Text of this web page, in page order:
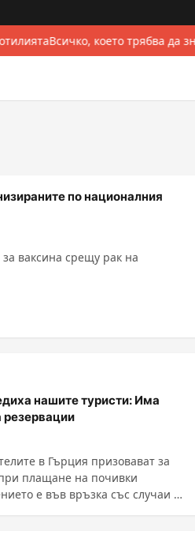
Всичко, което трябва да
по националния
ваксина срещу рак на
нашите туристи: Има
в Гърция призовават за
плащане на почивки
е във връзка със случаи на